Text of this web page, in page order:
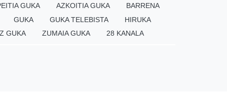
GUKA AZKOITIA GUKA
BARRENA
GUKA GUKA TELEBISTA
HIRUKA
GUKA ZUMAIA GUKA 28 KANALA